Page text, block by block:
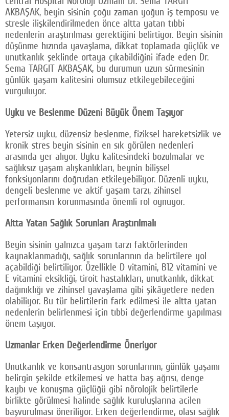
AKBAŞAK, beyin sisinin çoğu zaman yoğun iş temposu ve
stresle ilişkilendirilmeden önce altta yatan tıbbi
nedenlerin araştırılması gerektiğini belirtiyor. Beyin sisinin
düşünme hızında yavaşlama, dikkat toplamada güçlük ve
unutkanlık şeklinde ortaya çıkabildiğini ifade eden Dr.
Sema TARGIT AKBAŞAK, bu durumun uzun sürmesinin
günlük yaşam kalitesini olumsuz etkileyebileceğini
vurguluyor.
Uyku ve Beslenme Düzeni Büyük Önem Taşıyor
Yetersiz uyku, düzensiz beslenme, fiziksel hareketsizlik ve
kronik stres beyin sisinin en sık görülen nedenleri
arasında yer alıyor. Uyku kalitesindeki bozulmalar ve
sağlıksız yaşam alışkanlıkları, beynin bilişsel
fonksiyonlarını doğrudan etkileyebiliyor. Düzenli uyku,
dengeli beslenme ve aktif yaşam tarzı, zihinsel
performansın korunmasında önemli rol oynuyor.
Altta Yatan Sağlık Sorunları Araştırılmalı
Beyin sisinin yalnızca yaşam tarzı faktörlerinden
kaynaklanmadığı, sağlık sorunlarının da belirtilere yol
açabildiği belirtiliyor. Özellikle D vitamini, B12 vitamini ve
E vitamini eksikliği, tiroit hastalıkları, unutkanlık, dikkat
dağınıklığı ve zihinsel yavaşlama gibi şikâyetlere neden
olabiliyor. Bu tür belirtilerin fark edilmesi ile altta yatan
nedenlerin belirlenmesi için tıbbi değerlendirme yapılması
önem taşıyor.
Uzmanlar Erken Değerlendirme Öneriyor
Unutkanlık ve konsantrasyon sorunlarının, günlük yaşamı
belirgin şekilde etkilemesi ve hatta baş ağrısı, denge
kaybı ve konuşma güçlüğü gibi nörolojik belirtilerle
birlikte görülmesi halinde sağlık kuruluşlarına acilen
başvurulması öneriliyor. Erken değerlendirme, olası sağlık